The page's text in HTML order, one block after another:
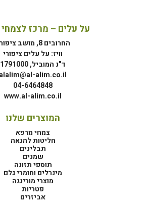
על עלים – מרכז
החרובים 8, מושב ציפורי
וויז: על עלים ציפורי
ד"נ המוביל, 1791000
alalim@al-alim.co.il
04-6464848
www.al-alim.co.il
המוצרים שלנו
צמחי מרפא
חליטות להנאה
תבלינים
שמנים
תוספי תזונה
מינרלים וחומרי גלם
מוצרי מורינגה
פטריות
אביזרים